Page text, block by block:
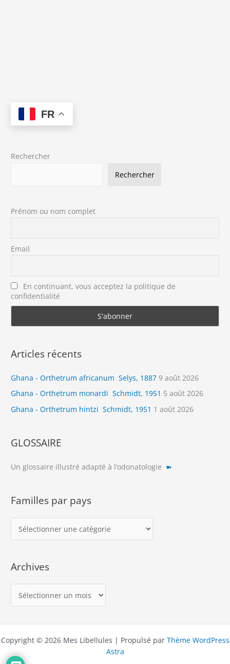
FR
Rechercher
Rechercher
Prénom ou nom complet
Email
En continuant, vous acceptez la politique de
confidentialité
Articles récents
Ghana - Orthetrum africanum Selys, 1887 9 août 2026
Ghana - Orthetrum monardi Schmidt, 1951 5 août 2026
Ghana - Orthetrum hintzi Schmidt, 1951 1 août 2026
GLOSSAIRE
Un glossaire illustré adapté à l’odonatologie ➽
Familles par pays
a
i
e
Archives
r
i
v
Copyright © 2026 Mes Libellules | Propulsé par Thème WordPress
Astra